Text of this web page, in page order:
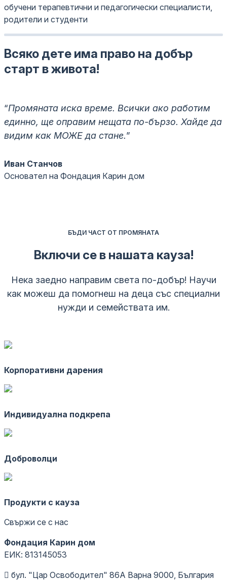
обучени терапевтични и педагогически специалисти,
родители и студенти
Всяко дете има право на добър
старт в живота!
“Промяната иска време. Всички ако работим
единно, ще оправим нещата по-бързо. Хайде да
видим как МОЖЕ да стане.”
Иван Станчов
Основател на Фондация Карин дом
БЪДИ ЧАСТ ОТ ПРОМЯНАТА
Включи се в нашата кауза!
Нека заедно направим света по-добър! Научи
как можеш да помогнеш на деца със специални
нужди и семействата им.
Корпоративни дарения
Индивидуална подкрепа
Доброволци
Продукти с кауза
Свържи се с нас
Фондация Карин дом
ЕИК: 813145053
бул. "Цар Освободител" 86А Варна 9000, България